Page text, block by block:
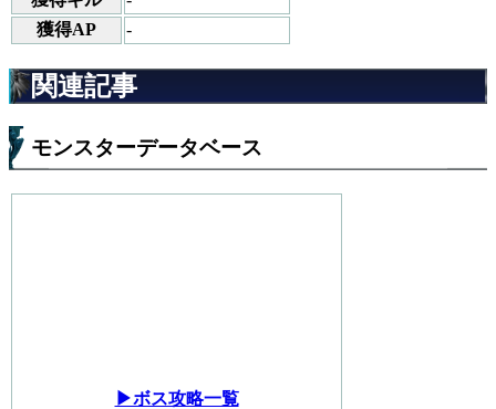
獲得AP
-
関連記事
モンスターデータベース
▶ボス攻略一覧